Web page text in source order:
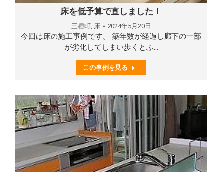
床を低予算で直しました！
三種町, 床 2024年5月20日
今回は床の施工事例です。 築年数が経過し廊下の一部
が劣化してしまい歩くとふ…
この事例を見る